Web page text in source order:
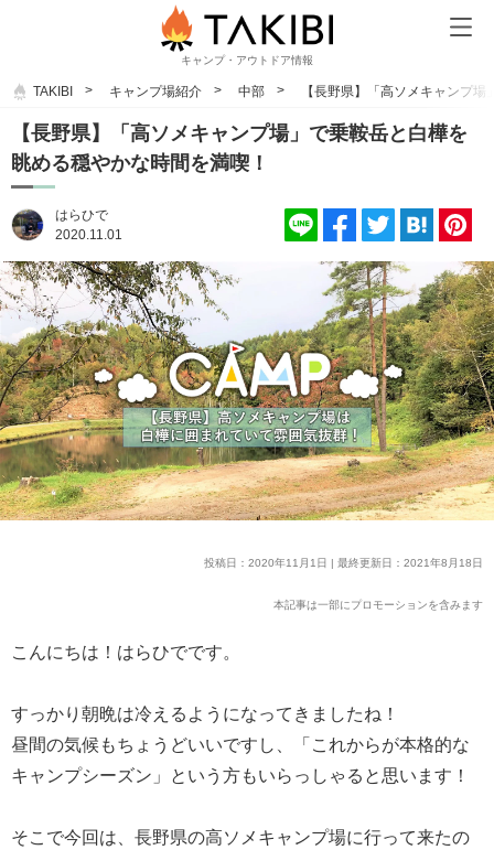
キャンプ・アウトドア情報
TAKIBI キャンプ場紹介 中部 【長野県】「高ソメキャンプ
【長野県】「高ソメキャンプ場」で乗鞍岳と白樺を
眺める穏やかな時間を満喫！
はらひで
2020.11.01
投稿日：2020年11月1日 | 最終更新日：2021年8月18日
本記事は一部にプロモーションを含みます
こんにちは！はらひでです。
すっかり朝晩は冷えるようになってきましたね！
昼間の気候もちょうどいいですし、「これからが本格的な
キャンプシーズン」という方もいらっしゃると思います！
そこで今回は、長野県の高ソメキャンプ場に行って来たの